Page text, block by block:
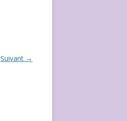
Suivant →